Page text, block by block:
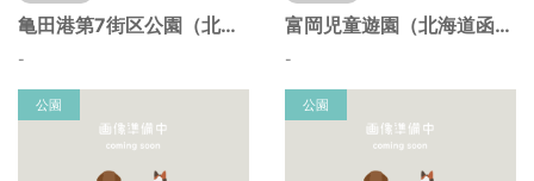
亀田港第7街区公園（北海道函館市）
-
富岡児童遊園（北海道函館市）
-
公園 公園